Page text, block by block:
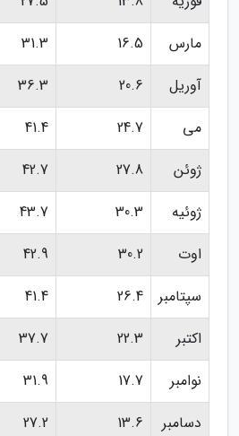
مارس
16.5
31.3
آوریل
20.6
36.3
می
24.7
41.4
ژوئن
27.8
42.7
ژوئیه
30.3
43.7
اوت
30.2
42.9
سپتامبر
26.4
41.4
اکتبر
22.3
37.7
نوامبر
17.7
31.9
دسامبر
13.6
27.2